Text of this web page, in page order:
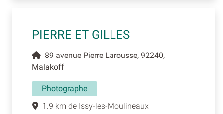
PIERRE ET GILLES
89 avenue Pierre Larousse, 92240,
Malakoff
Photographe
1.9 km de Issy-les-Moulineaux